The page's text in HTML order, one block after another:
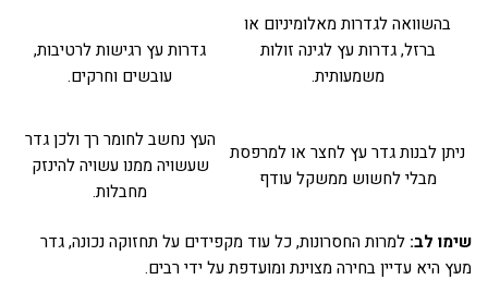
בהשוואה לגדרות מאלומיניום או
ברזל, גדרות עץ לגינה זולות
משמעותית.
גדרות עץ רגישות לרטיבות,
עובשים וחרקים.
ניתן לבנות גדר עץ לחצר או למרפסת
מבלי לחשוש ממשקל עודף
העץ נחשב לחומר רך ולכן גדר
שעשויה ממנו עשויה להינזק
מחבלות.
שימו לב: למרות החסרונות, כל עוד מקפידים על תחזוקה נכונה, גדר
מעץ היא עדיין בחירה מצוינת ומועדפת על ידי רבים.